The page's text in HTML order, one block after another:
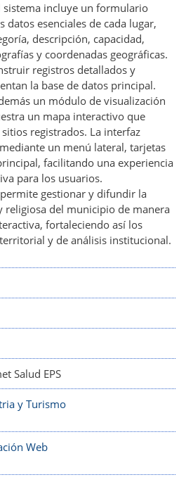
sistema incluye un formulario
datos esenciales de cada lugar,
descripción, capacidad,
y coordenadas geográficas.
registros detallados y
la base de datos principal.
un módulo de visualización
un mapa interactivo que
registrados. La interfaz
un menú lateral, tarjetas
facilitando una experiencia
para los usuarios.
gestionar y difundir la
religiosa del municipio de manera
fortaleciendo así los
y de análisis institucional.
Salud EPS
y Turismo
Web